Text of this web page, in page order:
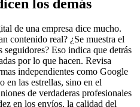
los demás
de una empresa dice mucho.
contenido real? ¿Se muestra el
Eso indica que detrás
por lo que hacen. Revisa
independientes como Google
en las estrellas, sino en el
de verdaderas profesionales
en los envíos, la calidad del